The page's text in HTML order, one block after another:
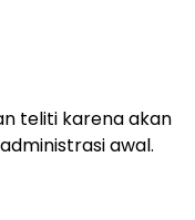
teliti karena akan
awal.